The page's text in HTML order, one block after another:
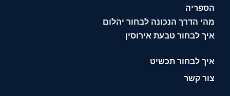
הספריה
מהי הדרך הנכונה לבחור יהלום
איך לבחור טבעת אירוסין
איך לבחור תכשיט
צור קשר